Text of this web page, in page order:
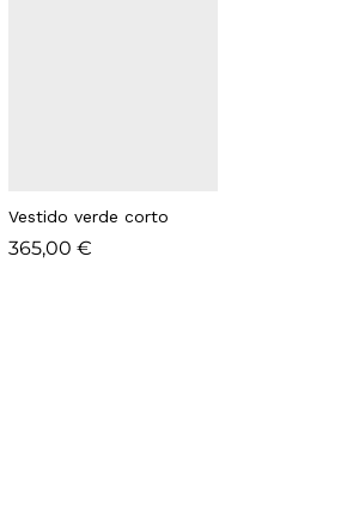
Vestido verde corto
365,00 €
365,00 €